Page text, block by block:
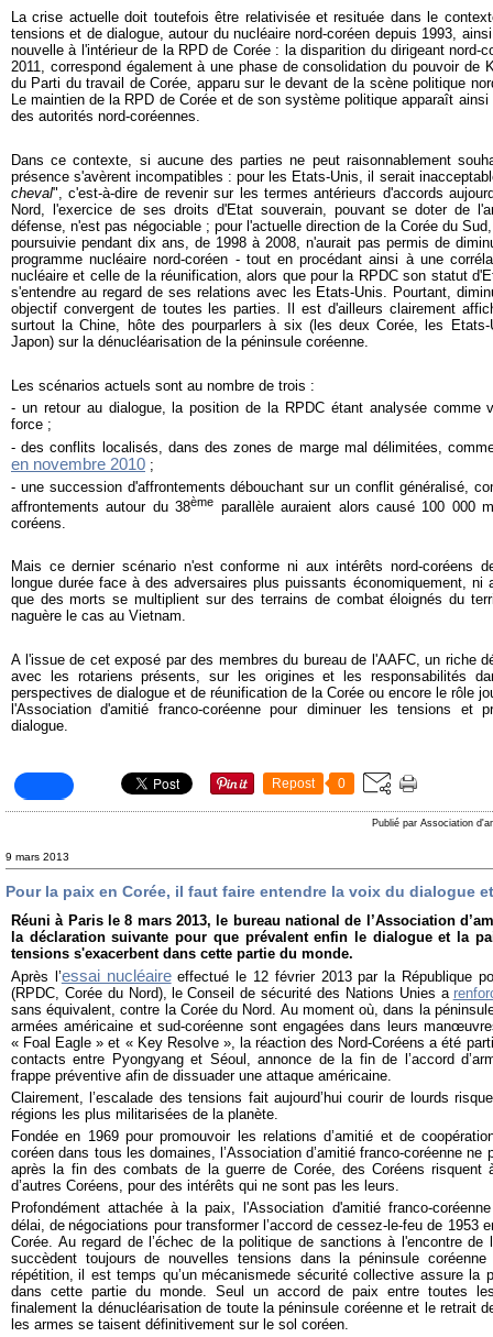
La crise actuelle doit toutefois être relativisée et resituée dans le
tensions et de dialogue, autour du nucléaire nord-coréen depuis 1993,
nouvelle à l'intérieur de la RPD de Corée : la disparition du dirigeant nord-
2011, correspond également à une phase de consolidation du pouvoir de
du Parti du travail de Corée, apparu sur le devant de la scène politique
Le maintien de la RPD de Corée et de son système politique apparaît
des autorités nord-coréennes.
Dans ce contexte, si aucune des parties ne peut raisonnablement
présence s'avèrent incompatibles : pour les Etats-Unis, il serait
cheval", c'est-à-dire de revenir sur les termes antérieurs d'accords
Nord, l'exercice de ses droits d'Etat souverain, pouvant se doter de
défense, n'est pas négociable ; pour l'actuelle direction de la Corée du
poursuivie pendant dix ans, de 1998 à 2008, n'aurait pas permis de
programme nucléaire nord-coréen - tout en procédant ainsi à une
nucléaire et celle de la réunification, alors que pour la RPDC son statut
s'entendre au regard de ses relations avec les Etats-Unis. Pourtant,
objectif convergent de toutes les parties. Il est d'ailleurs clairement
surtout la Chine, hôte des pourparlers à six (les deux Corée, les
Japon) sur la dénucléarisation de la péninsule coréenne.
Les scénarios actuels sont au nombre de trois :
- un retour au dialogue, la position de la RPDC étant analysée comme
force ;
- des conflits localisés, dans des zones de marge mal délimitées,
en novembre 2010 ;
- une succession d'affrontements débouchant sur un conflit généralisé,
affrontements autour du 38ème parallèle auraient alors causé 100 000
coréens.
Mais ce dernier scénario n'est conforme ni aux intérêts nord-coréens
longue durée face à des adversaires plus puissants économiquement, ni
que des morts se multiplient sur des terrains de combat éloignés du
naguère le cas au Vietnam.
A l'issue de cet exposé par des membres du bureau de l'AAFC, un riche
avec les rotariens présents, sur les origines et les responsabilités
perspectives de dialogue et de réunification de la Corée ou encore le rôle
l'Association d'amitié franco-coréenne pour diminuer les tensions et
dialogue.
Repost 0
Publié par Association
9 mars 2013
Pour la paix en Corée, il faut faire entendre la voix du dialogue
Réuni à Paris le 8 mars 2013, le bureau national de l’Association
la déclaration suivante pour que prévalent enfin le dialogue et la
tensions s'exacerbent dans cette partie du monde.
Après l’essai nucléaireeffectué le 12 février 2013 par la République
(RPDC, Corée du Nord), le Conseil de sécurité des Nations Unies a
sans équivalent, contre la Corée du Nord. Au moment où, dans la
armées américaine et sud-coréenne sont engagées dans leurs
« Foal Eagle » et « Key Resolve », la réaction des Nord-Coréens a été
contacts entre Pyongyang et Séoul, annonce de la fin de l’accord
frappe préventive afin de dissuader une attaque américaine.
Clairement, l’escalade des tensions fait aujourd’hui courir de lourds
régions les plus militarisées de la planète.
Fondée en 1969 pour promouvoir les relations d’amitié et de
coréen dans tous les domaines, l’Association d’amitié franco-coréenne
après la fin des combats de la guerre de Corée, des Coréens risquent
d’autres Coréens, pour des intérêts qui ne sont pas les leurs.
Profondément attachée à la paix, l'Association d'amitié franco-
délai, de négociations pour transformer l’accord de cessez-le-feu de 1953
Corée. Au regard de l’échec de la politique de sanctions à l'encontre de
succèdent toujours de nouvelles tensions dans la péninsule
répétition, il est temps qu’un mécanismede sécurité collective assure la
dans cette partie du monde. Seul un accord de paix entre toutes
finalement la dénucléarisation de toute la péninsule coréenne et le retrait
les armes se taisent définitivement sur le sol coréen.